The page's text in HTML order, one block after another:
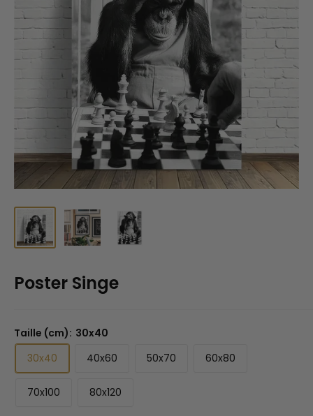
Poster Singe
Taille (cm): 30x40
30x40
40x60 50x70 60x80
70x100 80x120